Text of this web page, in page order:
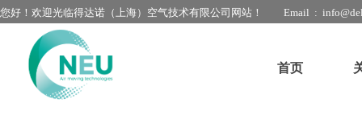
Email :
首页
您好！欢迎光临得达诺（上海）空气技术有限公司网站！